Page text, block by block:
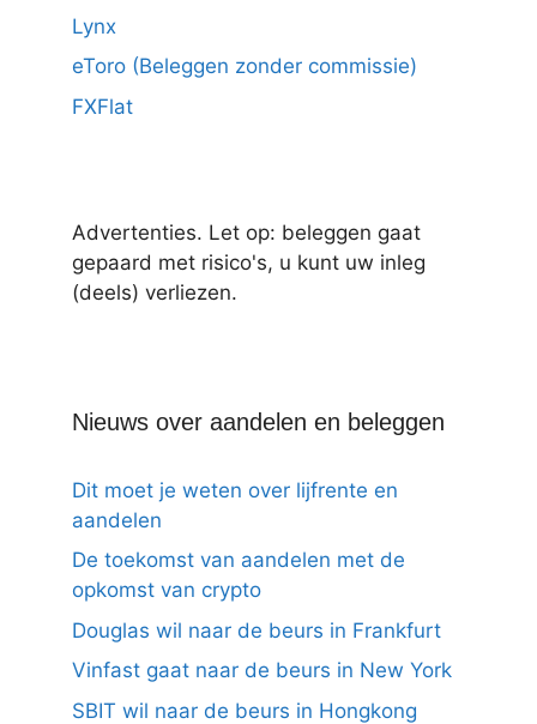
Lynx
eToro (Beleggen zonder commissie)
FXFlat
Advertenties. Let op: beleggen gaat
gepaard met risico's, u kunt uw inleg
(deels) verliezen.
Nieuws over aandelen en beleggen
Dit moet je weten over lijfrente en
aandelen
De toekomst van aandelen met de
opkomst van crypto
Douglas wil naar de beurs in Frankfurt
Vinfast gaat naar de beurs in New York
SBIT wil naar de beurs in Hongkong